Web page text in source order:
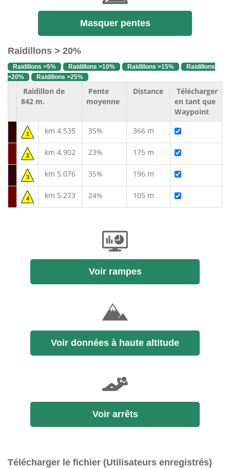
Masquer pentes
Raidillons > 20%
Raidillons >5% Raidillons >10% Raidillons >15%
Raidillons
>20%
Raidillons >25%
Raidillon de
842 m.
Pente
moyenne
Distance
Télécharger
en tant que
Waypoint
1 km 4.535 35% 366 m
2 km 4.902 23% 175 m
3 km 5.076 35% 196 m
4 km 5.273 24% 105 m
Voir rampes
Voir données à haute altitude
Voir arrêts
Télécharger le fichier (Utilisateurs enregistrés)